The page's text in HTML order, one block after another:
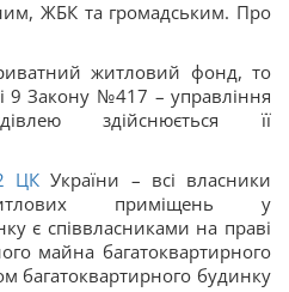
ЖБК та громадським. Про
житловий фонд, то
9 Закону №417 – управління
здійснюється її
ЦК України – всі власники
приміщень у
є співвласниками на праві
майна багатоквартирного
багатоквартирного будинку